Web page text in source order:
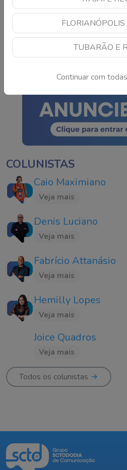
FLORIANÓPOLIS
TUBARÃO E
Continuar com
R$
COLUNISTAS
Caio Maximiano
Veja mais
Denis Luciano
Veja mais
Fabrício Attanásio
Veja mais
Hemilly Lopes
Veja mais
Joice Quadros
Veja mais
Todos os colunistas